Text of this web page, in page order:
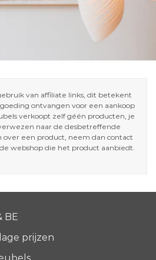
van affiliate links, dit betekent
ontvangen voor een aankoop
verkoopt zelf géén producten, je
naar de desbetreffende
over een product, neem dan contact
webshop die het product aanbiedt.
BE
prijzen